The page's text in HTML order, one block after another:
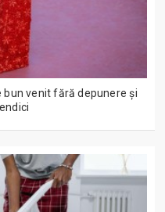
venit fără depunere și